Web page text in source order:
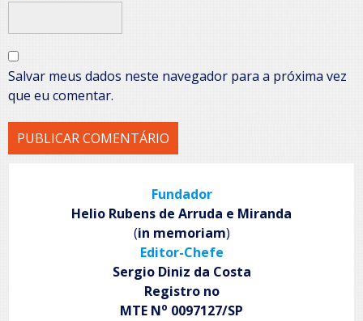
Salvar meus dados neste navegador para a próxima vez
que eu comentar.
Fundador
Helio Rubens de Arruda e Miranda
(in memoriam)
Editor-Chefe
Sergio Diniz da Costa
Registro no
MTE No 0097127/SP